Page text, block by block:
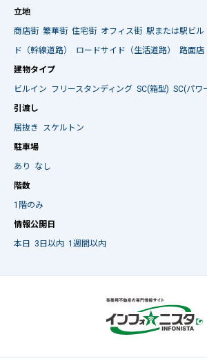
立地
商店街 繁華街 住宅街 オフィス街 駅または駅ビル
ド（幹線道路）
ロードサイド（生活道路）
路面店
建物タイプ
ビルイン フリースタンディング SC(箱型) SC(パワ
引渡し
居抜き
スケルトン
駐車場
あり
なし
階数
1階のみ
情報公開日
本日 3日以内 1週間以内